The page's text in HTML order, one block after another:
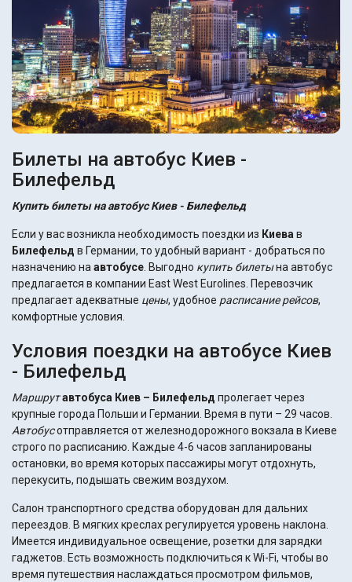
Билеты на автобус Киев -
Билефельд
Купить билеты на автобус Киев - Билефельд
Если у вас возникла необходимость поездки из Киевав
Билефельд в Германии, то удобный вариант - добраться по
назначению наавтобусе. Выгодно купить билетына автобус
предлагается в компании East West Eurolines. Перевозчик
предлагает адекватные цены, удобное расписание рейсов,
комфортные условия.
Условия поездки на автобусе Киев
- Билефельд
Маршрутавтобуса Киев – Билефельд пролегает через
крупные города Польши и Германии. Время в пути – 29 часов.
Автобусотправляется от железнодорожного вокзала в Киеве
строго по расписанию. Каждые 4-6 часов запланированы
остановки, во время которых пассажиры могут отдохнуть,
перекусить, подышать свежим воздухом.
Салон транспортного средства оборудован для дальних
переездов. В мягких креслах регулируется уровень наклона.
Имеется индивидуальное освещение, розетки для зарядки
гаджетов. Есть возможность подключиться к Wi-Fi, чтобы во
время путешествия наслаждаться просмотром фильмов,